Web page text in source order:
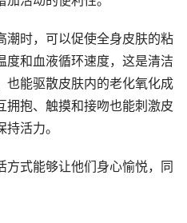
潮时，可以促使全身皮肤的粘
度和血液循环速度，这是清洁
也能驱散皮肤内的老化氧化成
拥抱、触摸和接吻也能刺激皮
活力。
方式能够让他们身心愉悦，同